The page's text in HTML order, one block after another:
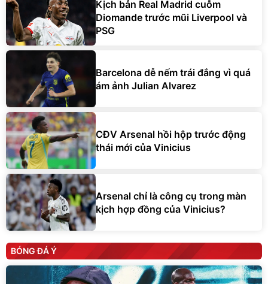
Kịch bản Real Madrid cuỗm
Diomande trước mũi Liverpool và
PSG
Barcelona dễ nếm trái đắng vì quá
ám ảnh Julian Alvarez
CĐV Arsenal hồi hộp trước động
thái mới của Vinicius
Arsenal chỉ là công cụ trong màn
kịch hợp đồng của Vinicius?
BÓNG ĐÁ Ý